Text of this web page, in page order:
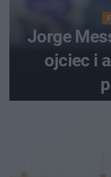
Jorge
ojciec i